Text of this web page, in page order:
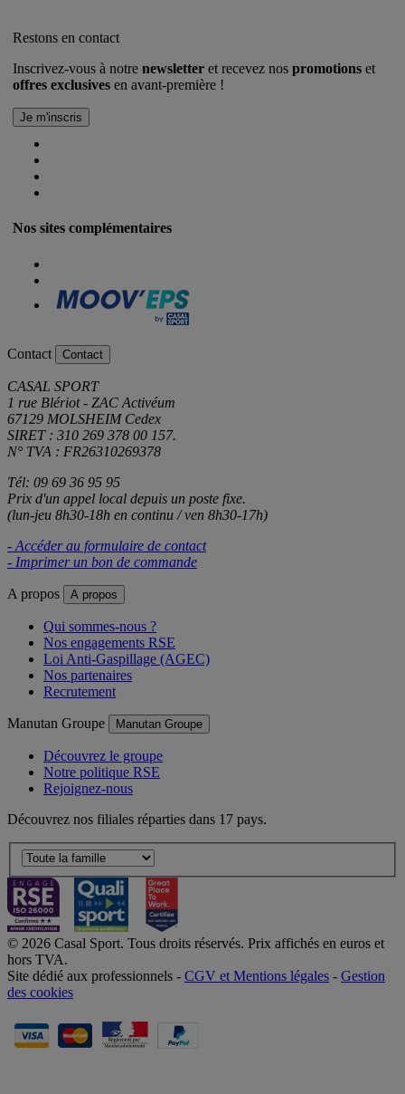
Restons en contact
Inscrivez-vous à notre newsletter et recevez nos promotions et
offres exclusives en avant-première !
Nos sites complémentaires
Contact Contact
CASAL SPORT
1 rue Blériot - ZAC Activéum
67129 MOLSHEIM Cedex
SIRET : 310 269 378 00 157.
N° TVA : FR26310269378
Tél: 09 69 36 95 95
Prix d'un appel local depuis un poste fixe.
(lun-jeu 8h30-18h en continu / ven 8h30-17h)
- Accéder au formulaire de contact
- Imprimer un bon de commande
A propos A propos
Qui sommes-nous ?
Nos engagements RSE
Loi Anti-Gaspillage (AGEC)
Nos partenaires
Recrutement
Manutan Groupe Manutan Groupe
Découvrez le groupe
Notre politique RSE
Rejoignez-nous
Découvrez nos filiales réparties dans 17 pays.
© 2026 Casal Sport. Tous droits réservés. Prix affichés en euros et
hors TVA.
Site dédié aux professionnels - CGV et Mentions légales - Gestion
des cookies